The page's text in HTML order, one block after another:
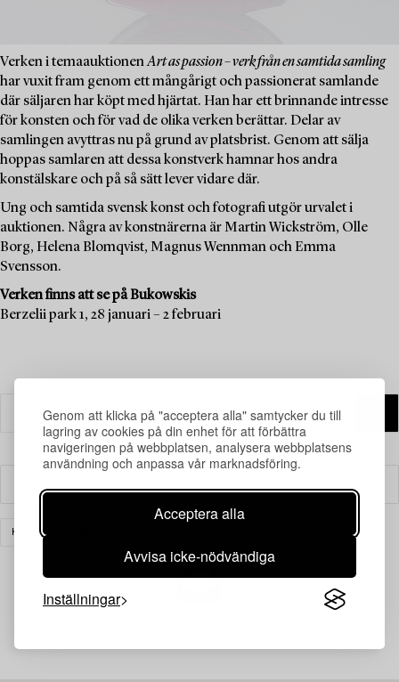
Genom att klicka på "acceptera alla" samtycker du till
lagring av cookies på din enhet för att förbättra
navigeringen på webbplatsen, analysera webbplatsens
användning och anpassa vår marknadsföring.
Acceptera alla
Avvisa icke-nödvändiga
Inställningar
Verken i temaauktionenArt as passion – verk från en samtida samling
har vuxit fram genom ett mångårigt och passionerat samlande
där säljaren har köpt med hjärtat. Han har ett brinnande intresse
för konsten och för vad de olika verken berättar. Delar av
samlingen avyttras nu på grund av platsbrist. Genom att sälja
hoppas samlaren att dessa konstverk hamnar hos andra
konstälskare och på så sätt lever vidare där.
Ung och samtida svensk konst och fotografi utgör urvalet i
auktionen. Några av konstnärerna är Martin Wickström, Olle
Borg, Helena Blomqvist, Magnus Wennman och Emma
Svensson.
Verken finns att se på Bukowskis
Berzelii park 1, 28 januari – 2 februari
KONST